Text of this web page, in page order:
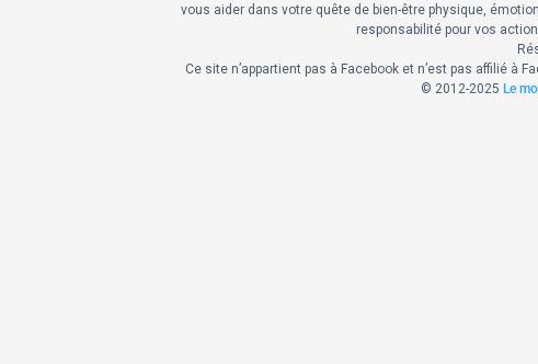
vous aider dans votre quête de bien-être physique,
responsabilité pour vos
Ce site n’appartient pas à Facebook et n’est pas affilié à
© 2012-2025 Le